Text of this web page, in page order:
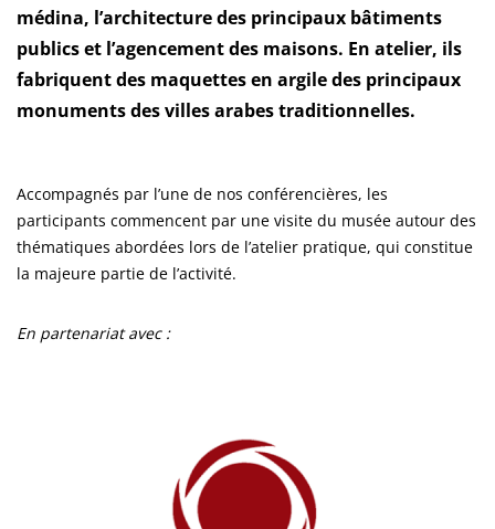
médina, l’architecture des principaux bâtiments
publics et l’agencement des maisons. En atelier, ils
fabriquent des maquettes en argile des principaux
monuments des villes arabes traditionnelles.
Accompagnés par l’une de nos conférencières, les
participants commencent par une visite du musée autour des
thématiques abordées lors de l’atelier pratique, qui constitue
la majeure partie de l’activité.
En partenariat avec :